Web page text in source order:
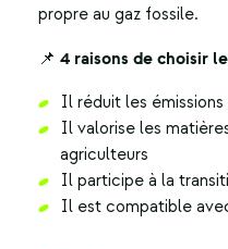
propre au gaz fossile.
📌 4 raisons de choisir
Il réduit les
Il valorise les
agriculteurs
Il participe à la
Il est compatible